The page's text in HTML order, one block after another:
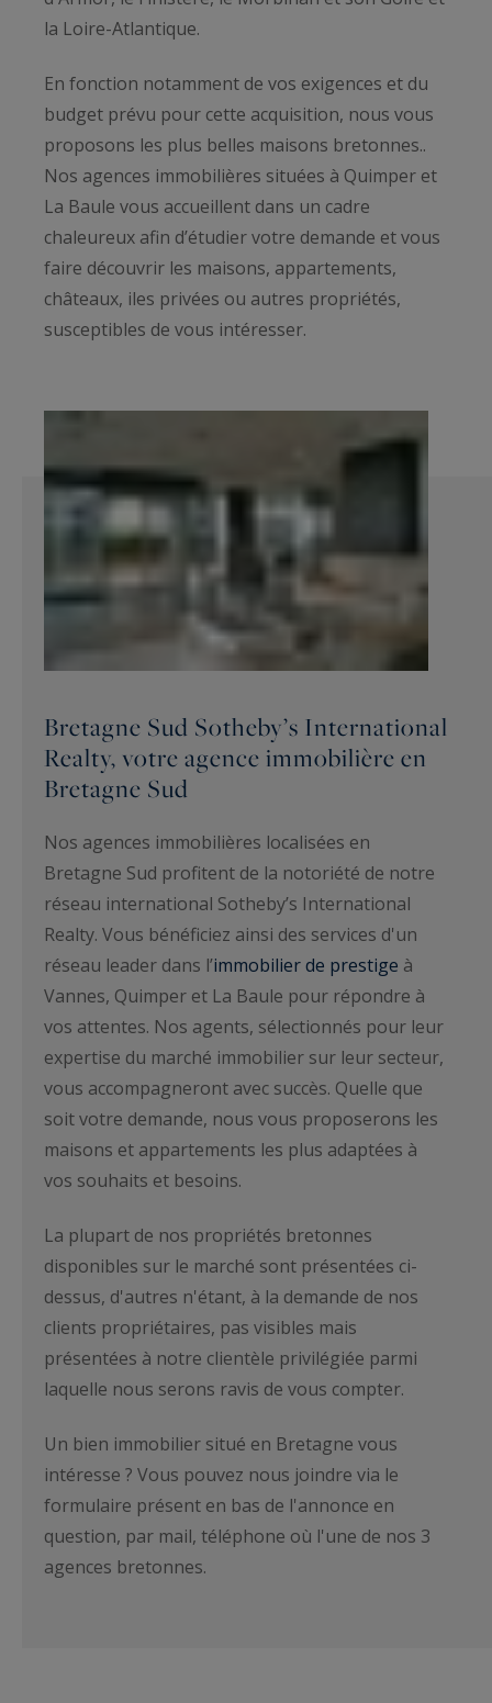
la Loire-Atlantique.
En fonction notamment de vos exigences et du
budget prévu pour cette acquisition, nous vous
proposons les plus belles maisons bretonnes..
Nos agences immobilières situées à Quimper et
La Baule vous accueillent dans un cadre
chaleureux afin d’étudier votre demande et vous
faire découvrir les maisons, appartements,
châteaux, iles privées ou autres propriétés,
susceptibles de vous intéresser.
Bretagne Sud Sotheby’s International
Realty, votre agence immobilière en
Bretagne Sud
Nos agences immobilières localisées en
Bretagne Sud profitent de la notoriété de notre
réseau international Sotheby’s International
Realty. Vous bénéficiez ainsi des services d'un
réseau leader dans l’immobilier de prestige à
Vannes, Quimper et La Baule pour répondre à
vos attentes. Nos agents, sélectionnés pour leur
expertise du marché immobilier sur leur secteur,
vous accompagneront avec succès. Quelle que
soit votre demande, nous vous proposerons les
maisons et appartements les plus adaptées à
vos souhaits et besoins.
La plupart de nos propriétés bretonnes
disponibles sur le marché sont présentées ci-
dessus, d'autres n'étant, à la demande de nos
clients propriétaires, pas visibles mais
présentées à notre clientèle privilégiée parmi
laquelle nous serons ravis de vous compter.
Un bien immobilier situé en Bretagne vous
intéresse ? Vous pouvez nous joindre via le
formulaire présent en bas de l'annonce en
question, par mail, téléphone où l'une de nos 3
agences bretonnes.